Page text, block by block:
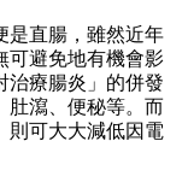
是直腸，雖然近年
可避免地有機會影
治療腸炎」的併發
肚瀉、便秘等。而
則可大大減低因電